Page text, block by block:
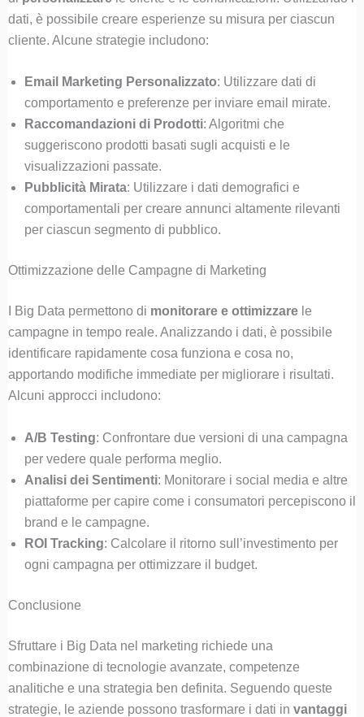
dati, è possibile creare esperienze su misura per ciascun
cliente. Alcune strategie includono:
Email Marketing Personalizzato: Utilizzare dati di
comportamento e preferenze per inviare email mirate.
Raccomandazioni di Prodotti: Algoritmi che
suggeriscono prodotti basati sugli acquisti e le
visualizzazioni passate.
Pubblicità Mirata: Utilizzare i dati demografici e
comportamentali per creare annunci altamente rilevanti
per ciascun segmento di pubblico.
Ottimizzazione delle Campagne di Marketing
I Big Data permettono di monitorare e ottimizzarele
campagne in tempo reale. Analizzando i dati, è possibile
identificare rapidamente cosa funziona e cosa no,
apportando modifiche immediate per migliorare i risultati.
Alcuni approcci includono:
A/B Testing: Confrontare due versioni di una campagna
per vedere quale performa meglio.
Analisi dei Sentimenti: Monitorare i social media e altre
piattaforme per capire come i consumatori percepiscono il
brand e le campagne.
ROI Tracking: Calcolare il ritorno sull’investimento per
ogni campagna per ottimizzare il budget.
Conclusione
Sfruttare i Big Data nel marketing richiede una
combinazione di tecnologie avanzate, competenze
analitiche e una strategia ben definita. Seguendo queste
strategie, le aziende possono trasformare i dati in vantaggi